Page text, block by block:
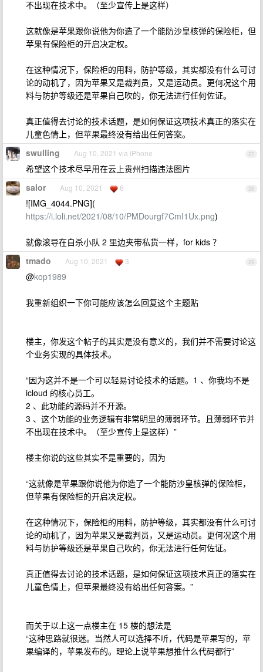
不出现在技术中。（至少宣传上是这样）
这就像是苹果跟你说他为你造了一个能防沙皇核弹的保险柜，但
苹果有保险柜的开启决定权。
在这种情况下，保险柜的用料，防护等级，其实都没有什么可讨
论的动机了，因为苹果又是裁判员，又是运动员。更何况这个用
料与防护等级还是苹果自己吹的，你无法进行任何佐证。
真正值得去讨论的技术话题，是如何保证这项技术真正的落实在
儿童色情上，但苹果最终没有给出任何答案。
27
swulling Aug 10, 2021 via iPhone
希望这个技术尽早用在云上贵州扫描违法图片
28
salor Aug 10, 2021 6
![IMG_4044.PNG](
https://i.loli.net/2021/08/10/PMDourgf7CmI1Ux.png)
就像滚导在自杀小队 2 里边夹带私货一样，for kids ？
29
tmado Aug 10, 2021 3
@kop1989
我重新组织一下你可能应该怎么回复这个主题贴
楼主，你发这个帖子的其实是没有意义的，我们并不需要讨论这
个业务实现的具体技术。
“因为这并不是一个可以轻易讨论技术的话题。1 、你我均不是
icloud 的核心员工。
2 、此功能的源码并不开源。
3 、这个功能的业务逻辑有非常明显的薄弱环节。且薄弱环节并
不出现在技术中。（至少宣传上是这样）”
楼主你说的这些其实不是重要的，因为
“这就像是苹果跟你说他为你造了一个能防沙皇核弹的保险柜，
但苹果有保险柜的开启决定权。
在这种情况下，保险柜的用料，防护等级，其实都没有什么可讨
论的动机了，因为苹果又是裁判员，又是运动员。更何况这个用
料与防护等级还是苹果自己吹的，你无法进行任何佐证。
真正值得去讨论的技术话题，是如何保证这项技术真正的落实在
儿童色情上，但苹果最终没有给出任何答案。”
而关于以上这一点楼主在 15 楼的想法是
“这种思路就很迷。当然人可以选择不听，代码是苹果写的，苹
果编译的，苹果发布的。理论上说苹果想推什么代码都行”